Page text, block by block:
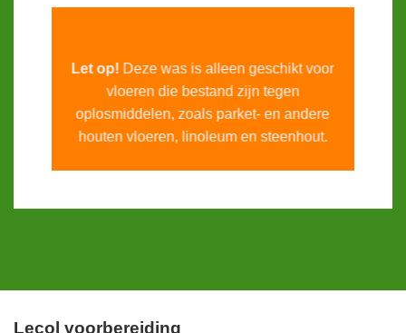
Let op! Deze was is alleen geschikt voor
vloeren die bestand zijn tegen
oplosmiddelen, zoals parket- en andere
houten vloeren, linoleum en steenhout.
Lecol voorbereiding